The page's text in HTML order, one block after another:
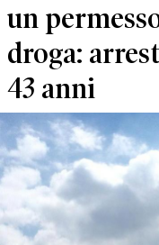
un
droga:
43 anni